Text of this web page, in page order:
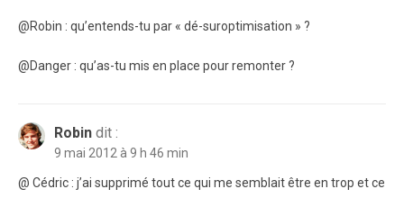
@Robin : qu’entends-tu par « dé-suroptimisation » ?
@Danger : qu’as-tu mis en place pour remonter ?
Robin dit :
9 mai 2012 à 9 h 46 min
@ Cédric : j’ai supprimé tout ce qui me semblait être en trop et ce